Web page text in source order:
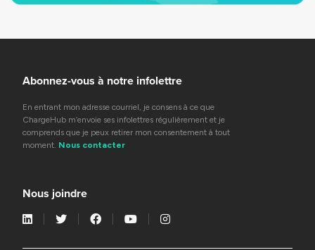
Abonnez-vous à notre infolettre
En entrant mon adresse courriel, je consens à ce que
ChargeHub m’envoie ses infolettres régulièrement et je
comprends que je peux retirer mon consentement à tout
moment. Nous contacter
Nous joindre